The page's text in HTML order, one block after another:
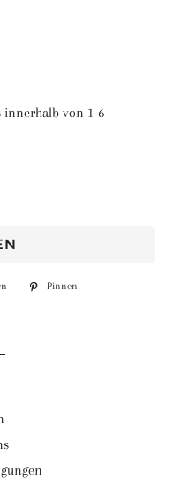
innerhalb von 1-6
Auf
Pinnen